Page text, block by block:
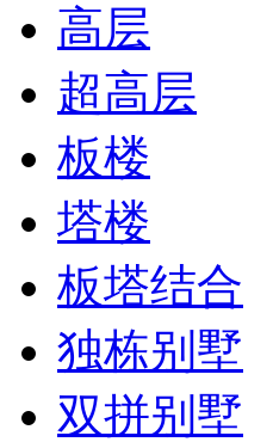
高层
超高层
板楼
塔楼
板塔结合
独栋别墅
双拼别墅